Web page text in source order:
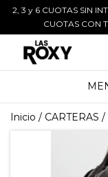
2, 3 y 6 CUOTAS SIN
CUOTAS CON
Inicio / CARTERAS /